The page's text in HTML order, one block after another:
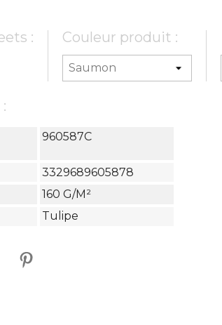
: Couleur produit :
960587C
3329689605878
160 G/m²
Tulipe